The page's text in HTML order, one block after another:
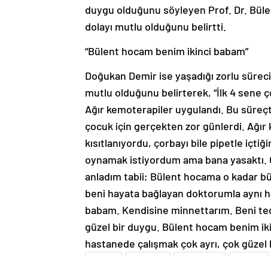
duygu olduğunu söyleyen Prof. Dr.
dolayı mutlu olduğunu belirtti.
“Bülent hocam benim ikinci babam”
Doğukan Demir ise yaşadığı zorlu
mutlu olduğunu belirterek, “İlk 4 sene
Ağır kemoterapiler uygulandı. Bu
çocuk için gerçekten zor günlerdi. Ağır
kısıtlanıyordu, çorbayı bile pipetle
oynamak istiyordum ama bana yasaktı.
anladım tabii; Bülent hocama o kadar
beni hayata bağlayan doktorumla aynı
babam. Kendisine minnettarım. Beni
güzel bir duygu. Bülent hocam benim
hastanede çalışmak çok ayrı, çok